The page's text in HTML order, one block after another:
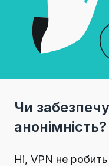
Чи
анонімність?
Ні, VPN не